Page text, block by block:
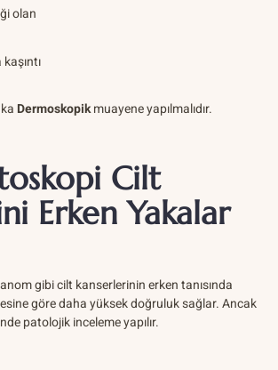
olan
Dermoskopikmuayene yapılmalıdır.
Cilt
Erken Yakalar
gibi cilt kanserlerinin erken tanısında
göre daha yüksek doğruluk sağlar. Ancak
patolojik inceleme yapılır.